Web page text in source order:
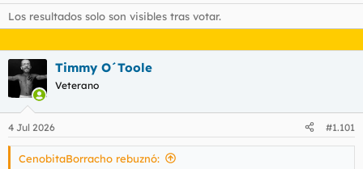
Los resultados solo son visibles tras votar.
Timmy O´Toole
Veterano
4 Jul 2026 #1.101
CenobitaBorracho rebuznó: